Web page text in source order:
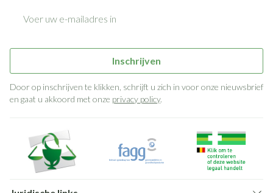
Inschrijven
Door op inschrijven te klikken, schrijft u zich in voor onze nieuwsbrief
en gaat u akkoord met onze privacy policy.